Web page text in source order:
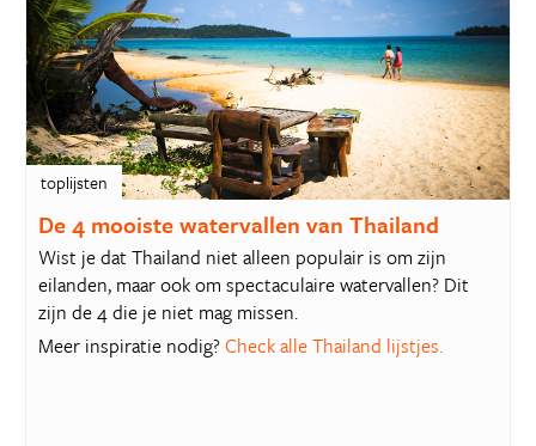
toplijsten
De 4 mooiste watervallen van Thailand
Wist je dat Thailand niet alleen populair is om zijn
eilanden, maar ook om spectaculaire watervallen? Dit
zijn de 4 die je niet mag missen.
Meer inspiratie nodig?Check alle Thailand lijstjes.